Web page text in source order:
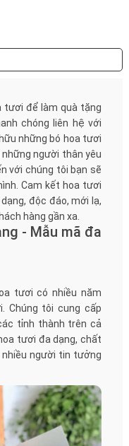
tươi để làm quà tặng
chóng liên hệ với
những bó hoa tươi
người thân yêu
với chúng tôi bạn sẽ
Cam kết hoa tươi
độc đáo, mới lạ,
hàng gần xa.
- Mẫu mã đa
tươi có nhiều năm
Chúng tôi cung cấp
tỉnh thành trên cả
tươi đa dạng, chất
người tin tưởng